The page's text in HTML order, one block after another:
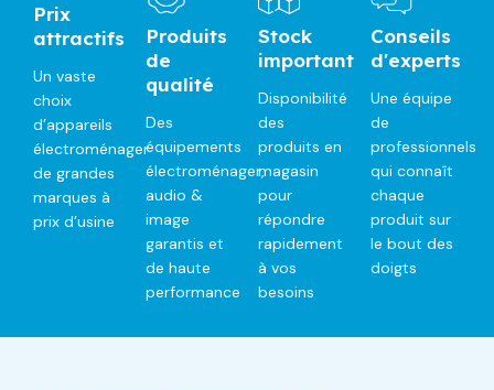
Prix
attractifs
Un vaste
choix
d’appareils
électroménager
de grandes
marques à
prix d’usine
Produits
de
qualité
Des
équipements
électroménager,
audio &
image
garantis et
de haute
performance
Stock
important
Disponibilité
des
produits en
magasin
pour
répondre
rapidement
à vos
besoins
Conseils
d'experts
Une équipe
de
professionnels
qui connaît
chaque
produit sur
le bout des
doigts